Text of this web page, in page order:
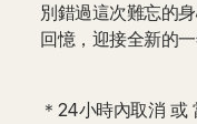
別錯過這次難忘的
回憶，迎接全新的一
＊24小時內取消